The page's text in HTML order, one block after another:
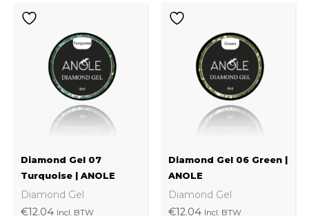
Diamond Gel 07
Turquoise | ANOLE
Diamond Gel
€12.04 Incl. BTW
Diamond Gel 06 Green |
ANOLE
Diamond Gel
€12.04 Incl. BTW